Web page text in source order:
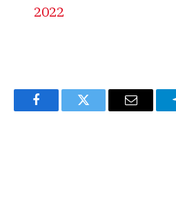
2022
FacebookTwitter Email